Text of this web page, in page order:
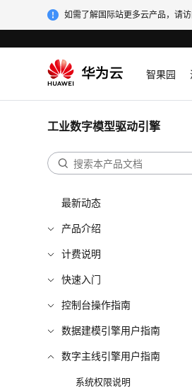
如需了解国际站更多云产品，请访
智果园
工业数字模型驱动引擎
最新动态
产品介绍
计费说明
快速入门
控制台操作指南
数据建模引擎用户指南
数字主线引擎用户指南
系统权限说明